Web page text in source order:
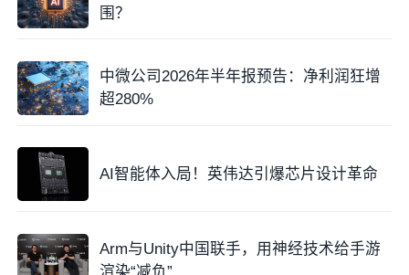
围？
中微公司2026年半年报预告：净利润狂增
超280%
AI智能体入局！英伟达引爆芯片设计革命
Arm与Unity中国联手，用神经技术给手游